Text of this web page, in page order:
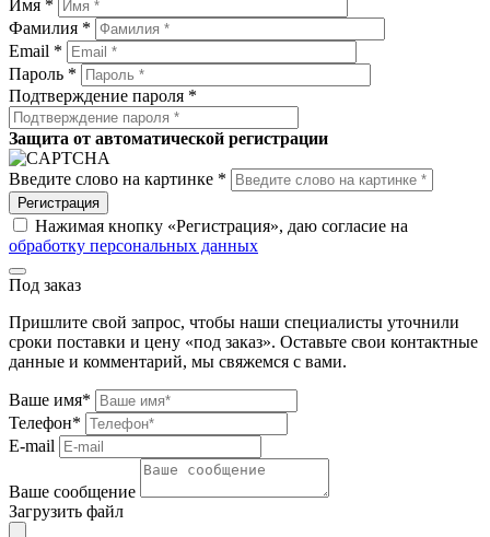
Имя *
Фамилия *
Email *
Пароль *
Подтверждение пароля *
Защита от автоматической регистрации
Введите слово на картинке *
Регистрация
Нажимая кнопку «Регистрация», даю согласие на
обработку персональных данных
Под заказ
Пришлите свой запрос, чтобы наши специалисты уточнили
сроки поставки и цену «под заказ». Оставьте свои контактные
данные и комментарий, мы свяжемся с вами.
Ваше имя*
Телефон*
E-mail
Ваше сообщение
Загрузить файл